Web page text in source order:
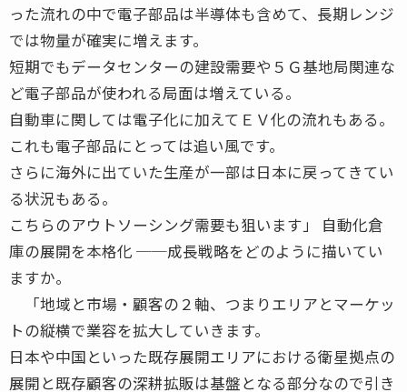
った流れの中で電子部品は半導体も含めて、長期レンジ
では物量が確実に増えます。
短期でもデータセンターの建設需要や５Ｇ基地局関連な
ど電子部品が使われる局面は増えている。
自動車に関しては電子化に加えてＥＶ化の流れもある。
これも電子部品にとっては追い風です。
さらに海外に出ていた生産が一部は日本に戻ってきてい
る状況もある。
こちらのアウトソーシング需要も狙います」 自動化倉
庫の展開を本格化 ──成長戦略をどのように描いてい
ますか。
「地域と市場・顧客の２軸、つまりエリアとマーケッ
トの縦横で業容を拡大していきます。
日本や中国といった既存展開エリアにおける衛星拠点の
展開と既存顧客の深耕拡販は基盤となる部分なので引き